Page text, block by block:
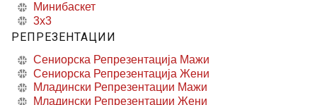
Минибаскет
3x3
РЕПРЕЗЕНТАЦИИ
Сениорска Репрезентација Мажи
Сениорска Репрезентација Жени
Младински Репрезентации Мажи
Младински Репрезентации Жени